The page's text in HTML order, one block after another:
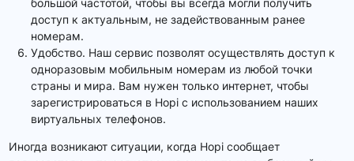
большой частотой, чтобы вы всегда могли получить
доступ к актуальным, не задействованным ранее
номерам.
Удобство. Наш сервис позволят осуществлять доступ к
одноразовым мобильным номерам из любой точки
страны и мира. Вам нужен только интернет, чтобы
зарегистрироваться в Hopi с использованием наших
виртуальных телефонов.
Иногда возникают ситуации, когда Hopi сообщает